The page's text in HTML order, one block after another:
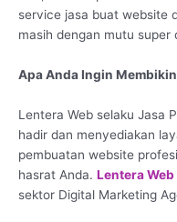
service jasa buat website
masih dengan mutu super
Apa Anda Ingin
Lentera Web selaku Jasa
hadir dan menyediakan
pembuatan website
hasrat Anda. Lentera Web
sektor Digital Marketing